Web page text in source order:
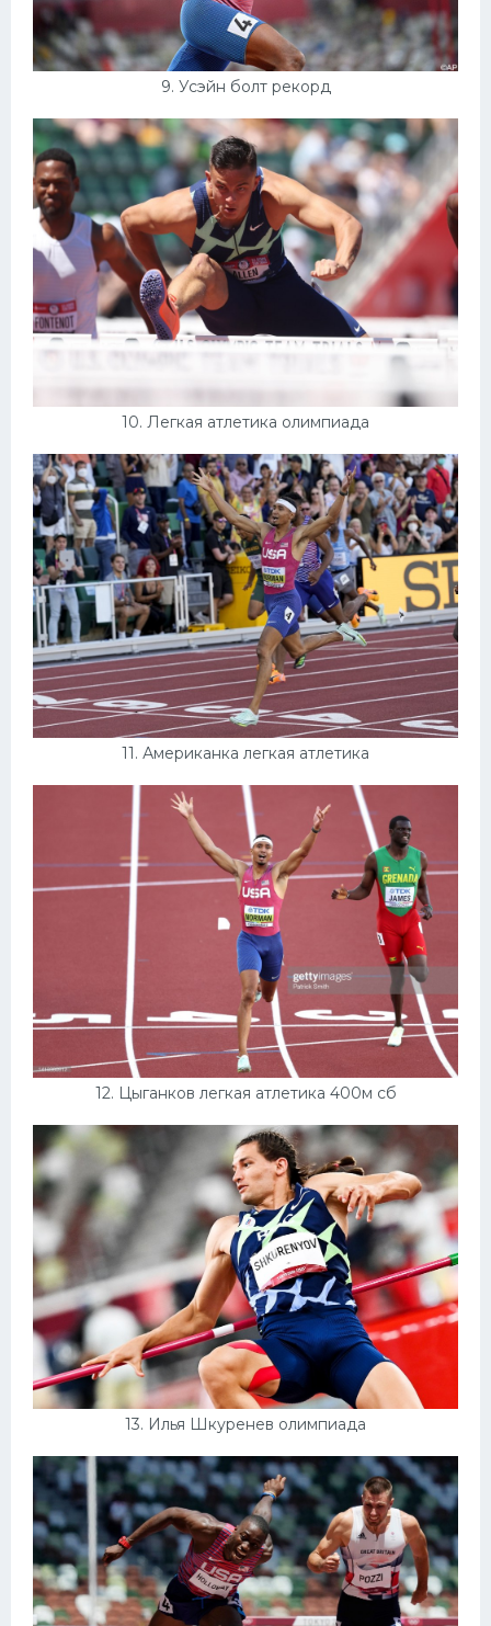
9. Усэйн болт рекорд
10. Легкая атлетика олимпиада
11. Американка легкая атлетика
12. Цыганков легкая атлетика 400м сб
13. Илья Шкуренев олимпиада